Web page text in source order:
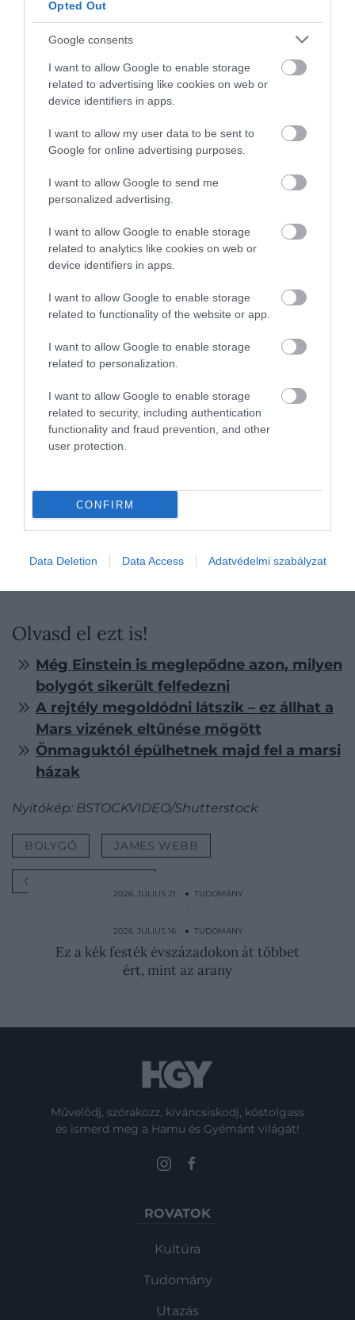
Opted Out
Google consents
I want to allow Google to enable storage
related to advertising like cookies on web or
device identifiers in apps.
I want to allow my user data to be sent to
Google for online advertising purposes.
I want to allow Google to send me
personalized advertising.
I want to allow Google to enable storage
related to analytics like cookies on web or
device identifiers in apps.
I want to allow Google to enable storage
related to functionality of the website or app.
I want to allow Google to enable storage
related to personalization.
I want to allow Google to enable storage
related to security, including authentication
functionality and fraud prevention, and other
user protection.
CONFIRM
Data Deletion Data Access Adatvédelmi szabályzat
nagyjából a Szaturnusz méretének és
tömegének felel meg.
Figyelmedbe ajánljuk!
Rekord: 280 millió évvel az ősrobbanás
Webb
Ez alapján valószínűleg egygázóriásról
van szó, ami
önmagában nem alkalmas az életre – viszont a
gázbolygóknak igenis lehetnek olyan holdjaik,
melyeken elvileg kialakulhatna
keringő holdak egyike akár alkalmas is lehetne az
életre az Alpha Centauri A körül.
Olvasd el ezt is!
Még Einstein is meglepődne azon, milyen
bolygót sikerült felfedezni
A rejtély megoldódni látszik – ez állhat a
Mars vizének eltűnése mögött
Önmaguktól épülhetnek majd fel a marsi
házak
Nyitókép: BSTOCKVIDEO/Shutterstock
BOLYGÓ JAMES WEBB
CSILLAGRENDSZER
2026. JÚLIUS 21. ● TUDOMÁNY
A baktériumok melegágya: ilyen gyakran
cseréld a…
2026. JÚLIUS 16. ● TUDOMÁNY
Ez a kék festék évszázadokon át többet
ért, mint az arany
Művelődj, szórakozz, kíváncsiskodj, kóstolgass
és ismerd meg a Hamu és Gyémánt világát!
ROVATOK
Kultúra
Tudomány
Utazás